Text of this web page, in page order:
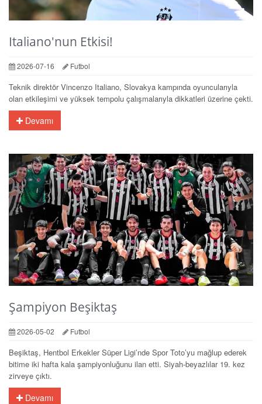
Italiano'nun Etkisi!
2026-07-16 Futbol
Teknik direktör Vincenzo Italiano, Slovakya kampında oyuncularıyla
olan etkileşimi ve yüksek tempolu çalışmalarıyla dikkatleri üzerine çekti.
Devamı
Şampiyon Beşiktaş
2026-05-02 Futbol
Beşiktaş, Hentbol Erkekler Süper Ligi’nde Spor Toto’yu mağlup ederek
bitime iki hafta kala şampiyonluğunu ilan etti. Siyah-beyazlılar 19. kez
zirveye çıktı.
Devamı